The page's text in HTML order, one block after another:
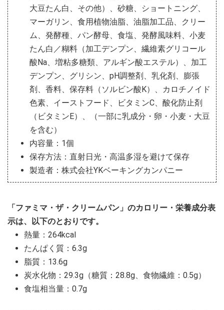
大豆たん白、その他）、砂糖、ショートニング、
マーガリン、食用植物油脂、油脂加工品、クリー
ム、発酵種、パン酵母、食塩、発酵風味料、小麦
たん白／糊料（加工デンプン、繊維素グリコール
酸Na、増粘多糖類、アルギン酸エステル）、加工
デンプン、グリシン、pH調整剤、乳化剤、膨張
剤、香料、保存料（ソルビン酸K）、カロチノイド
色素、イーストフード、ビタミンC、酸化防止剤
（ビタミンE）、（一部に乳成分・卵・小麦・大豆
を含む）
内容量：1個
保存方法：直射日光・高温多湿を避けて保存
製造者：株式会社YKベーキングカンパニー
「ファミマ・ザ・クリームパン」のカロリー・栄養成分表
示は、以下のとおりです。
熱量：264kcal
たんぱく質：6.3g
脂質：13.6g
炭水化物：29.3g（糖質：28.8g、食物繊維：0.5g）
食塩相当量：0.7g